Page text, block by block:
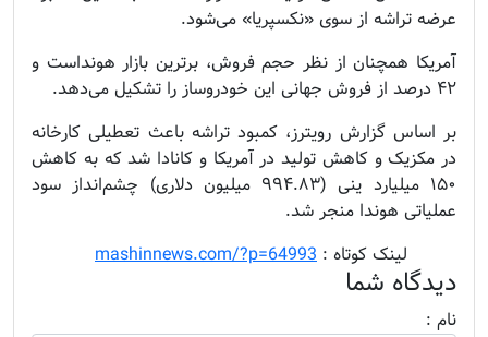
عرضه تراشه از سوی «نکسپریا» می‌شود.
آمریکا همچنان از نظر حجم فروش، برترین بازار هونداست و
۴۲ درصد از فروش جهانی این خودروساز را تشکیل می‌دهد.
بر اساس گزارش رویترز، کمبود تراشه باعث تعطیلی کارخانه
در مکزیک و کاهش تولید در آمریکا و کانادا شد که به کاهش
۱۵۰ میلیارد ینی (۹۹۴.۸۳ میلیون دلاری) چشم‌انداز سود
عملیاتی هوندا منجر شد.
لینک کوتاه : mashinnews.com/?p=64993
دیدگاه شما
نام :